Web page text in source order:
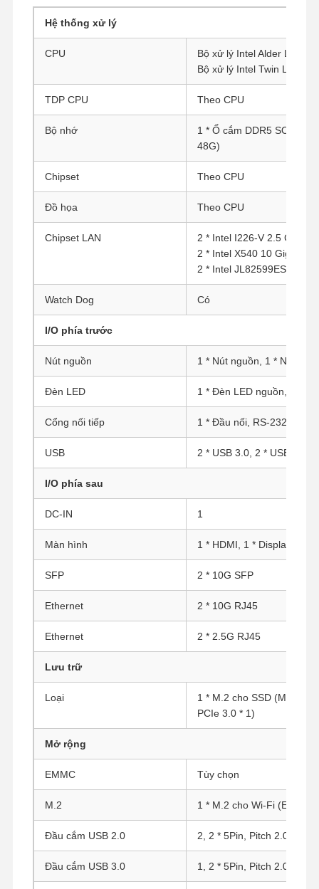
Về Chúng
Tôi
Tham Quan
Nhà Máy
Kiểm Soát
Chất Lượng
Liên Hệ
Nói Chuyện
Tường lửa Mini PC
Máy tính mini công nghiệp
Máy tính gắn rack 1U
Máy tính mini POE
Hệ thống xử lý
CPU
Bộ xử lý Intel Alder Lake-N
Bộ xử lý Intel Twin Lake-N
TDP CPU Theo CPU
Bộ nhớ
1 * Ổ cắm DDR5 SO-
48G)
Chipset Theo CPU
Đồ họa Theo CPU
Chipset LAN
2 * Intel I226-V 2.5 Gigabit
2 * Intel X540 10 Gigabit
2 * Intel JL82599ES 10
Watch Dog Có
I/O phía trước
Nút nguồn 1 * Nút nguồn, 1 * Nút
Đèn LED 1 * Đèn LED nguồn, 1 *
Cổng nối tiếp 1 * Đầu nối, RS-232 (RJ-
USB 2 * USB 3.0, 2 * USB 2.0
I/O phía sau
DC-IN 1
Màn hình 1 * HDMI, 1 * Display Port
SFP 2 * 10G SFP
Ethernet 2 * 10G RJ45
Ethernet 2 * 2.5G RJ45
Lưu trữ
Loại
1 * M.2 cho SSD (M Key,
PCIe 3.0 * 1)
Mở rộng
EMMC Tùy chọn
M.2 1 * M.2 cho Wi-Fi (E Key,
Đầu cắm USB 2.0 2, 2 * 5Pin, Pitch 2.0mm
Đầu cắm USB 3.0 1, 2 * 5Pin, Pitch 2.0mm,